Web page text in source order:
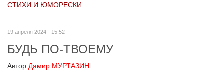
СТИХИ И ЮМОРЕСКИ
19 апреля 2024 - 15:52
БУДЬ ПО-ТВОЕМУ
Автор Дамир МУРТАЗИН